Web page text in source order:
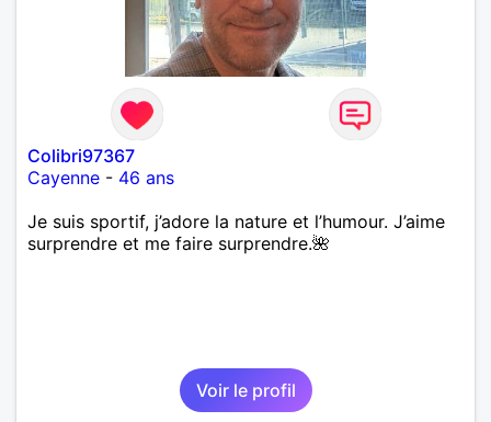
Colibri97367
Cayenne - 46 ans
Je suis sportif, j’adore la nature et l’humour. J’aime
surprendre et me faire surprendre.🌺
Voir le profil